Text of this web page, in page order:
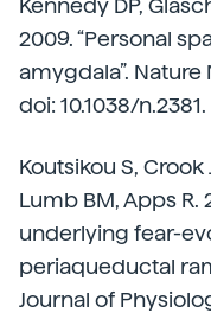
Kennedy DP,
2009. “Personal
amygdala”. Nature
doi: 10.1038/n.2381.
Koutsikou S, Crook
Lumb BM, Apps R.
underlying fear-
periaqueductal
Journal of